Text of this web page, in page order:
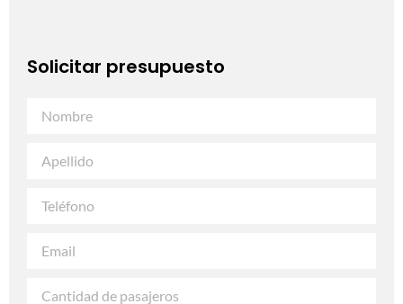
Solicitar presupuesto